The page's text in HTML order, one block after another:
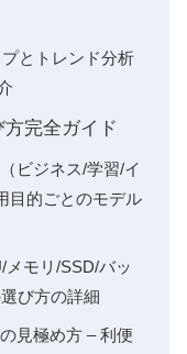
とトレンド分析
完全ガイド
ビジネス/学習/イ
目的ごとのモデル
モリ/SSD/バッ
び方の詳細
見極め方 – 利便